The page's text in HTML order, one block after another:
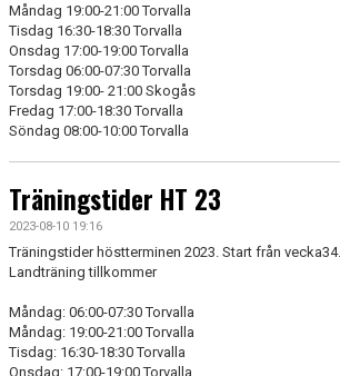
Måndag 19:00-21:00 Torvalla
Tisdag 16:30-18:30 Torvalla
Onsdag 17:00-19:00 Torvalla
Torsdag 06:00-07:30 Torvalla
Torsdag 19:00- 21:00 Skogås
Fredag 17:00-18:30 Torvalla
Söndag 08:00-10:00 Torvalla
Träningstider HT 23
2023-08-10 19:16
Träningstider höstterminen 2023. Start från vecka34.
Landträning tillkommer
Måndag: 06:00-07:30 Torvalla
Måndag: 19:00-21:00 Torvalla
Tisdag: 16:30-18:30 Torvalla
Onsdag: 17:00-19:00 Torvalla